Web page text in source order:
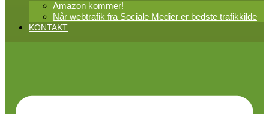
Amazon kommer!
Når webtrafik fra Sociale Medier er bedste trafikkilde
KONTAKT